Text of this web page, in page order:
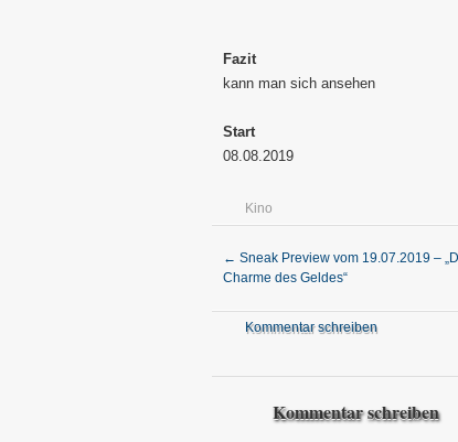
Fazit
kann man sich ansehen
Start
08.08.2019
Kino
← Sneak Preview vom 19.07.2019 –
Charme des Geldes“
Kommentar schreiben
Kommentar schreiben